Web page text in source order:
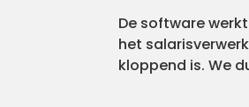
De software
het
kloppend is. We